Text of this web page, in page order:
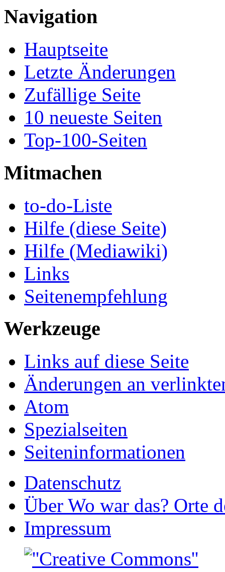
Navigation
Hauptseite
Letzte Änderungen
Zufällige Seite
10 neueste Seiten
Top-100-Seiten
Mitmachen
to-do-Liste
Hilfe (diese Seite)
Hilfe (Mediawiki)
Links
Seitenempfehlung
Werkzeuge
Links auf diese Seite
Änderungen an
Atom
Spezialseiten
Seiteninformationen
Datenschutz
Über Wo war das? Orte
Impressum